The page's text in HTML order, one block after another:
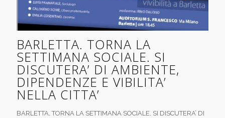
BARLETTA. TORNA LA
SETTIMANA SOCIALE. SI
DISCUTERA’ DI AMBIENTE,
DIPENDENZE E VIBILITA’
NELLA CITTA’
BARLETTA. TORNA LA SETTIMANA SOCIALE. SI DISCUTERA’ DI